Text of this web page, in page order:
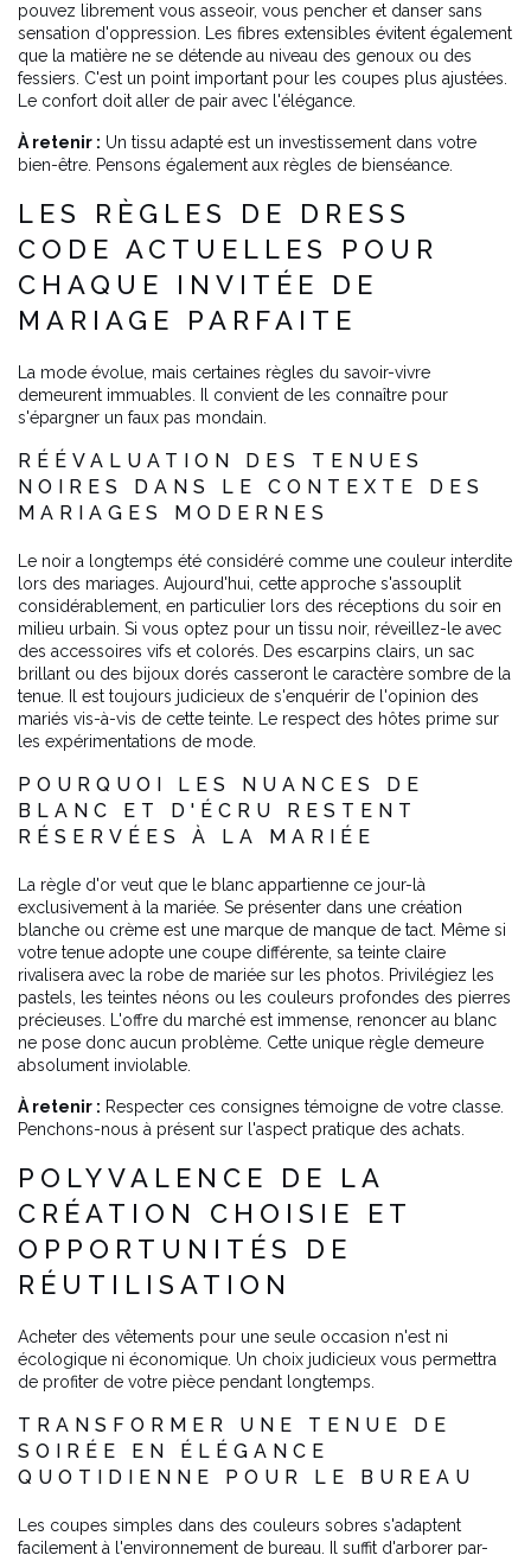
pouvez librement vous asseoir, vous pencher et danser sans
sensation d'oppression. Les fibres extensibles évitent également
que la matière ne se détende au niveau des genoux ou des
fessiers. C'est un point important pour les coupes plus ajustées.
Le confort doit aller de pair avec l'élégance.
À retenir : Un tissu adapté est un investissement dans votre
bien-être. Pensons également aux règles de bienséance.
LES RÈGLES DE DRESS
CODE ACTUELLES POUR
CHAQUE INVITÉE DE
MARIAGE PARFAITE
La mode évolue, mais certaines règles du savoir-vivre
demeurent immuables. Il convient de les connaître pour
s'épargner un faux pas mondain.
RÉÉVALUATION DES TENUES
NOIRES DANS LE CONTEXTE DES
MARIAGES MODERNES
Le noir a longtemps été considéré comme une couleur interdite
lors des mariages. Aujourd'hui, cette approche s'assouplit
considérablement, en particulier lors des réceptions du soir en
milieu urbain. Si vous optez pour un tissu noir, réveillez-le avec
des accessoires vifs et colorés. Des escarpins clairs, un sac
brillant ou des bijoux dorés casseront le caractère sombre de la
tenue. Il est toujours judicieux de s'enquérir de l'opinion des
mariés vis-à-vis de cette teinte. Le respect des hôtes prime sur
les expérimentations de mode.
POURQUOI LES NUANCES DE
BLANC ET D'ÉCRU RESTENT
RÉSERVÉES À LA MARIÉE
La règle d'or veut que le blanc appartienne ce jour-là
exclusivement à la mariée. Se présenter dans une création
blanche ou crème est une marque de manque de tact. Même si
votre tenue adopte une coupe différente, sa teinte claire
rivalisera avec la robe de mariée sur les photos. Privilégiez les
pastels, les teintes néons ou les couleurs profondes des pierres
précieuses. L'offre du marché est immense, renoncer au blanc
ne pose donc aucun problème. Cette unique règle demeure
absolument inviolable.
À retenir : Respecter ces consignes témoigne de votre classe.
Penchons-nous à présent sur l'aspect pratique des achats.
POLYVALENCE DE LA
CRÉATION CHOISIE ET
OPPORTUNITÉS DE
RÉUTILISATION
Acheter des vêtements pour une seule occasion n'est ni
écologique ni économique. Un choix judicieux vous permettra
de profiter de votre pièce pendant longtemps.
TRANSFORMER UNE TENUE DE
SOIRÉE EN ÉLÉGANCE
QUOTIDIENNE POUR LE BUREAU
Les coupes simples dans des couleurs sobres s'adaptent
facilement à l'environnement de bureau. Il suffit d'arborer par-